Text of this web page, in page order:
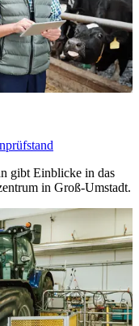
gibt Einblicke in das
in Groß-Umstadt.